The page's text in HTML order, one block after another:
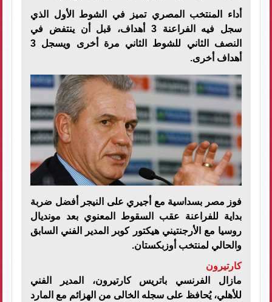
أداء المنتخب المصري تميز في الشوط الأول الذي
سجل فيه الفراعنة 3 أهداف، قبل أن ينتفض في
النصف الثاني للشوط الثاني مرة أخرى ويسجل 3
أهداف أخرى.
فوز مصر بسداسية مع أجيري على النيجر أفضل ضربة
بداية للفراعنة عقب السقوط المعنوي بعد مونديال
روسيا مع الأرجنتيني هيكتور كوبر المدير الفني السابق
والحالي لمنتخب أوزبكستان.
كارتيرون
مازال الفرنسي باتريس كارتيرون، المدير الفني
للأهلي، يُحافظ على سجله الخالى من الهزائم مع المارد